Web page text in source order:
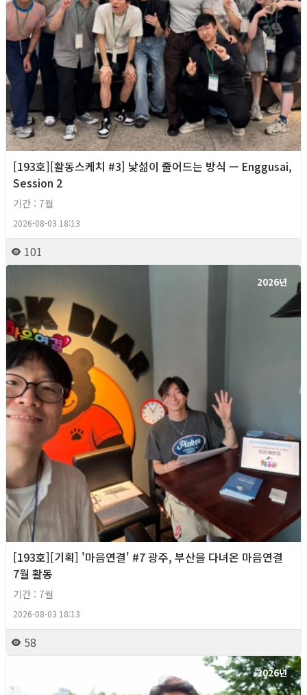
[193호][활동스케치 #3] 낯섦이 줄어드는 방식 — Enggusai,
Session 2
기간 : 7월
2026-08-03 18:13
101
2026년
[193호][기획] '마음연결' #7 광주, 부산을 다녀온 마음연결
7월 활동
기간 : 7월
2026-08-03 18:13
58
2026년